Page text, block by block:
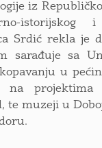
iz
istorijskog i
Srdić rekla je
sarađuje sa
u
na
te muzeji u